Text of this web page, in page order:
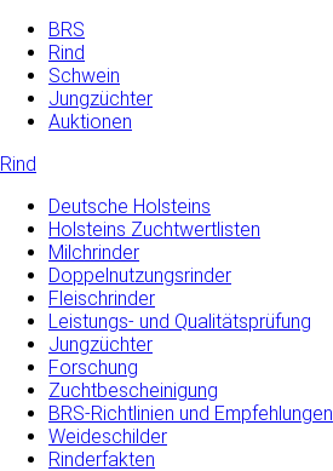
BRS
Rind
Schwein
Jungzüchter
Auktionen
Rind
Deutsche Holsteins
Holsteins Zuchtwertlisten
Milchrinder
Doppelnutzungsrinder
Fleischrinder
Leistungs- und Qualitätsprüfung
Jungzüchter
Forschung
Zuchtbescheinigung
BRS-Richtlinien und Empfehlungen
Weideschilder
Rinderfakten